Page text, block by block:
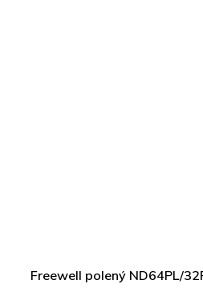
Freewell polený ND64PL/